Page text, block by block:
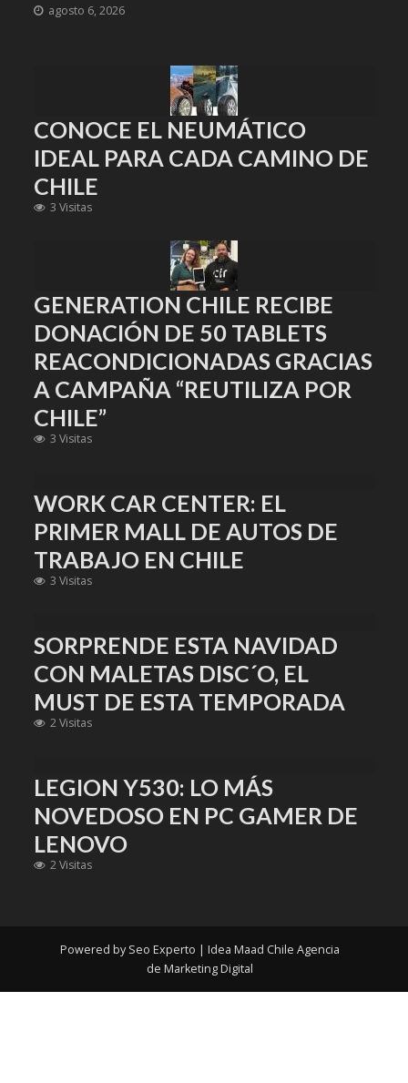
agosto 6, 2026
CONOCE EL NEUMÁTICO
IDEAL PARA CADA CAMINO DE
CHILE
3 Visitas
GENERATION CHILE RECIBE
DONACIÓN DE 50 TABLETS
REACONDICIONADAS GRACIAS
A CAMPAÑA “REUTILIZA POR
CHILE”
3 Visitas
WORK CAR CENTER: EL
PRIMER MALL DE AUTOS DE
TRABAJO EN CHILE
3 Visitas
SORPRENDE ESTA NAVIDAD
CON MALETAS DISC´O, EL
MUST DE ESTA TEMPORADA
2 Visitas
LEGION Y530: LO MÁS
NOVEDOSO EN PC GAMER DE
LENOVO
2 Visitas
Powered by Seo Experto | Idea Maad Chile Agencia
de Marketing Digital